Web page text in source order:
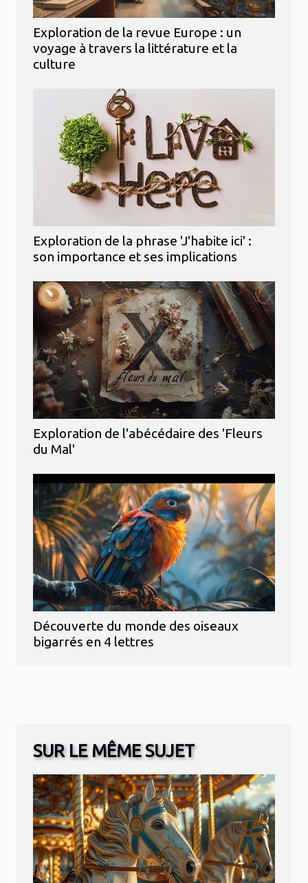
Exploration de la revue Europe : un
voyage à travers la littérature et la
culture
Exploration de la phrase 'J'habite ici' :
son importance et ses implications
Exploration de l'abécédaire des 'Fleurs
du Mal'
Découverte du monde des oiseaux
bigarrés en 4 lettres
SUR LE MÊME SUJET